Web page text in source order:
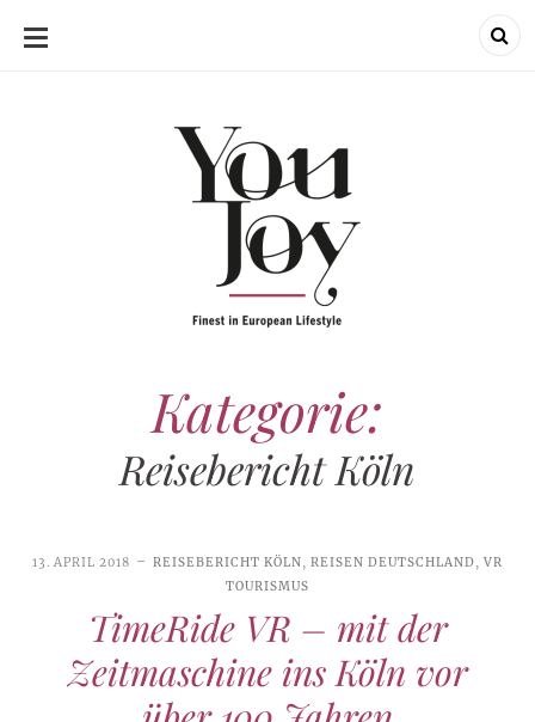
SKIP
Kategorie:
Reisebericht Köln
13. APRIL 2018 REISEBERICHT KÖLN, REISEN DEUTSCHLAND,VR
TOURISMUS
TimeRide VR – mit der
Zeitmaschine ins Köln vor